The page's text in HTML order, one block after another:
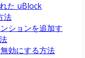
た uBlock
法
ションを追加す
効にする方法